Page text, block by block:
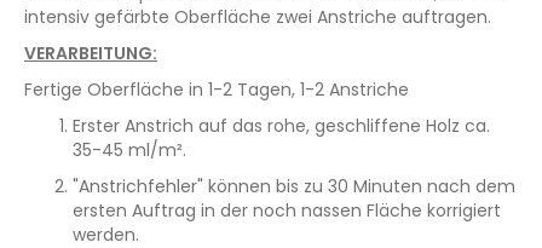
intensiv gefärbte Oberfläche zwei Anstriche auftragen.
VERARBEITUNG:
Fertige Oberfläche in 1-2 Tagen, 1-2 Anstriche
Erster Anstrich auf das rohe, geschliffene Holz ca.
35-45 ml/m².
"Anstrichfehler" können bis zu 30 Minuten nach dem
ersten Auftrag in der noch nassen Fläche korrigiert
werden.